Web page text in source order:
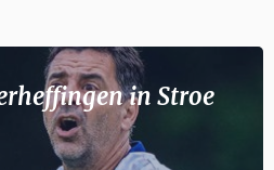
in Stroe